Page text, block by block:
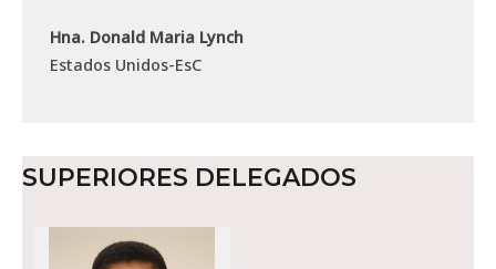
Hna. Donald Maria Lynch
Estados Unidos-EsC
SUPERIORES DELEGADOS